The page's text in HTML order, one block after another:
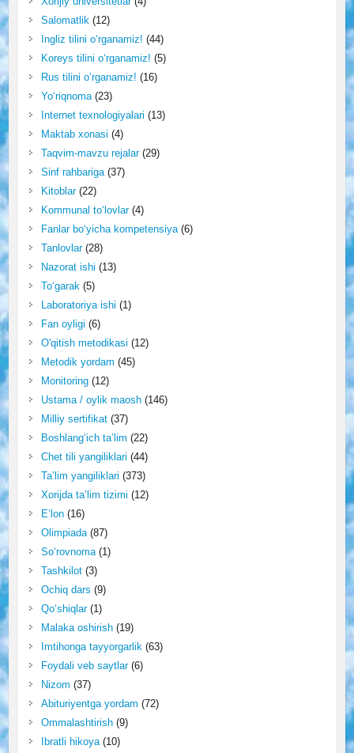
Salomatlik (12)
Ingliz tilini o‘rganamiz! (44)
Koreys tilini o‘rganamiz! (5)
Rus tilini o‘rganamiz! (16)
Yo‘riqnoma(23)
Internet texnologiyalari (13)
Maktab xonasi (4)
Taqvim-mavzu rejalar(29)
Sinf rahbariga(37)
Kitoblar(22)
Kommunal to‘lovlar(4)
Fanlar bo‘yicha kompetensiya(6)
Tanlovlar(28)
Nazorat ishi (13)
To‘garak (5)
Laboratoriya ishi (1)
Fan oyligi (6)
O'qitish metodikasi (12)
Metodik yordam (45)
Monitoring(12)
Ustama / oylik maosh(146)
Milliy sertifikat(37)
Boshlang‘ich ta’lim (22)
Chet tili yangiliklari (44)
Ta’lim yangiliklari (373)
Xorijda ta’lim tizimi (12)
E’lon(16)
Olimpiada(87)
So‘rovnoma(1)
Tashkilot(3)
Ochiq dars (9)
Qo‘shiqlar(1)
Malaka oshirish(19)
Imtihonga tayyorgarlik (63)
Foydali veb saytlar(6)
Nizom (37)
Abituriyentga yordam (72)
Ommalashtirish(9)
Ibratli hikoya(10)